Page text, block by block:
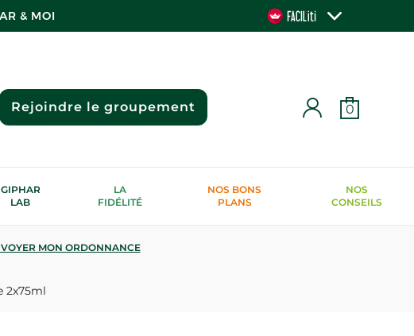
& MOI
Rejoindre le groupement 0
GIPHAR
LAB
LA
FIDÉLITÉ
NOS BONS
PLANS
NOS
CONSEILS
MON ORDONNANCE
2x75ml